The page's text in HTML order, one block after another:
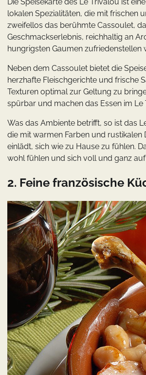
lokalen Spezialitäten, die mit frischen
zweifellos das berühmte Cassoulet,
Geschmackserlebnis, reichhaltig an
hungrigsten Gaumen zufriedenstellen
Neben dem Cassoulet bietet die
herzhafte Fleischgerichte und frische
Texturen optimal zur Geltung zu
spürbar und machen das Essen im
Was das Ambiente betrifft, so ist das
die mit warmen Farben und rustikalen
einlädt, sich wie zu Hause zu fühlen.
wohl fühlen und sich voll und ganz
2. Feine französische